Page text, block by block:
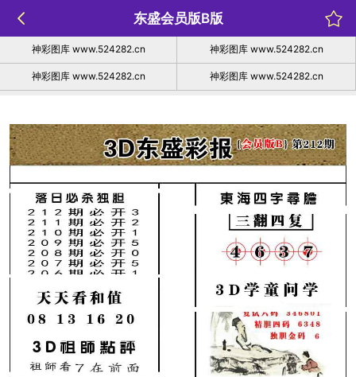
东盛会员版B版
神彩图库 www.524282.cn 神彩图库 www.524282.cn
神彩图库 www.524282.cn 神彩图库 www.524282.cn